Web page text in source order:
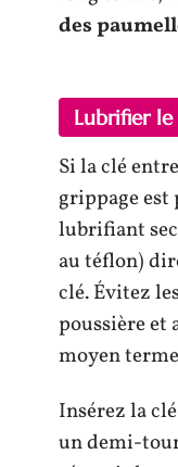
des
Lubrifier
Si la clé
grippage
lubrifiant
au téflon)
clé. Évitez
poussière et
moyen
Insérez la
un demi-